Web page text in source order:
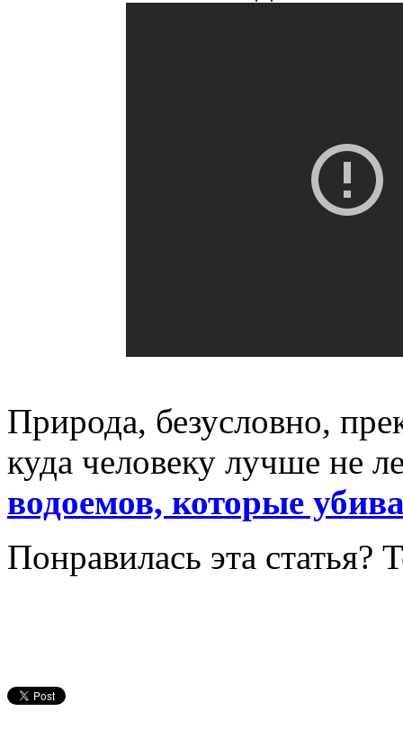
Природа, безусловно,
куда человеку лучше не
водоемов, которые
Понравилась эта статья?